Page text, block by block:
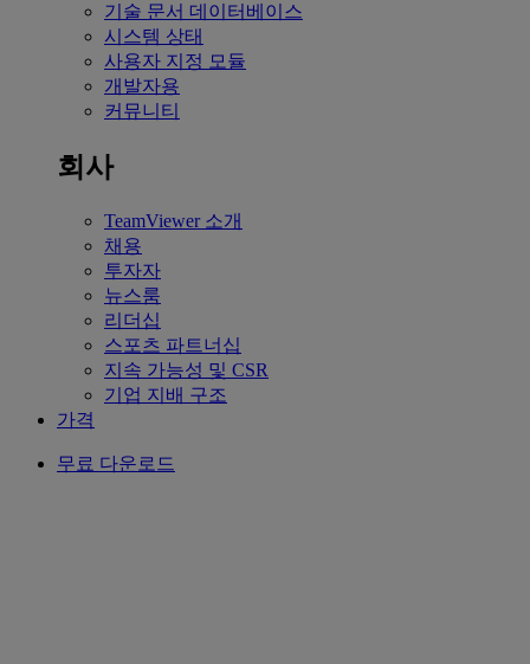
기술 문서 데이터베이스
시스템 상태
사용자 지정 모듈
개발자용
커뮤니티
회사
TeamViewer 소개
채용
투자자
뉴스룸
리더십
스포츠 파트너십
지속 가능성 및 CSR
기업 지배 구조
가격
무료 다운로드